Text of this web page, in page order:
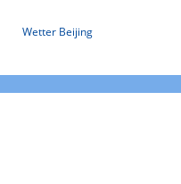
Wetter Beijing